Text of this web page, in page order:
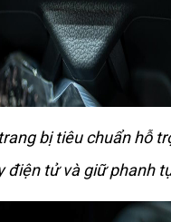
bị tiêu chuẩn hỗ
điện tử và giữ phanh